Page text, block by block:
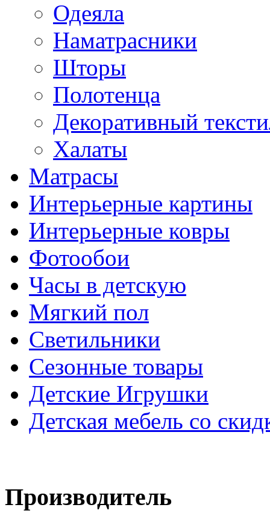
Одеяла
Наматрасники
Шторы
Полотенца
Декоративный
Халаты
Матрасы
Интерьерные картины
Интерьерные ковры
Фотообои
Часы в детскую
Мягкий пол
Светильники
Сезонные товары
Детские Игрушки
Детская мебель со
Производитель